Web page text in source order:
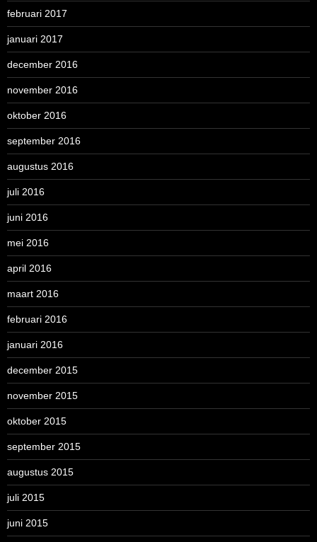
februari 2017
januari 2017
december 2016
november 2016
oktober 2016
september 2016
augustus 2016
juli 2016
juni 2016
mei 2016
april 2016
maart 2016
februari 2016
januari 2016
december 2015
november 2015
oktober 2015
september 2015
augustus 2015
juli 2015
juni 2015